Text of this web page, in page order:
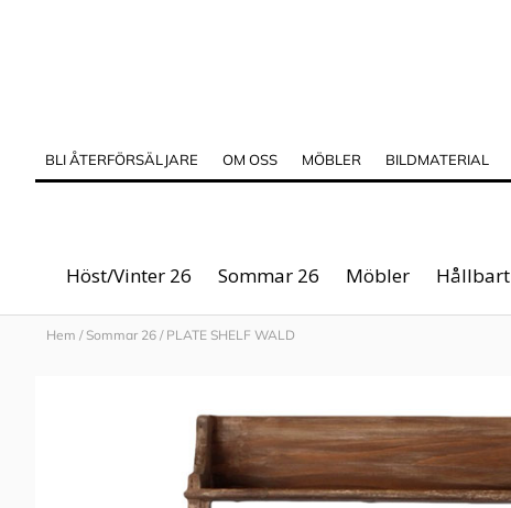
BLI ÅTERFÖRSÄLJARE OM OSS MÖBLER BILDMATERIAL
Höst/Vinter 26 Sommar 26 Möbler Hållbart
Hem / Sommar 26 / PLATE SHELF WALD